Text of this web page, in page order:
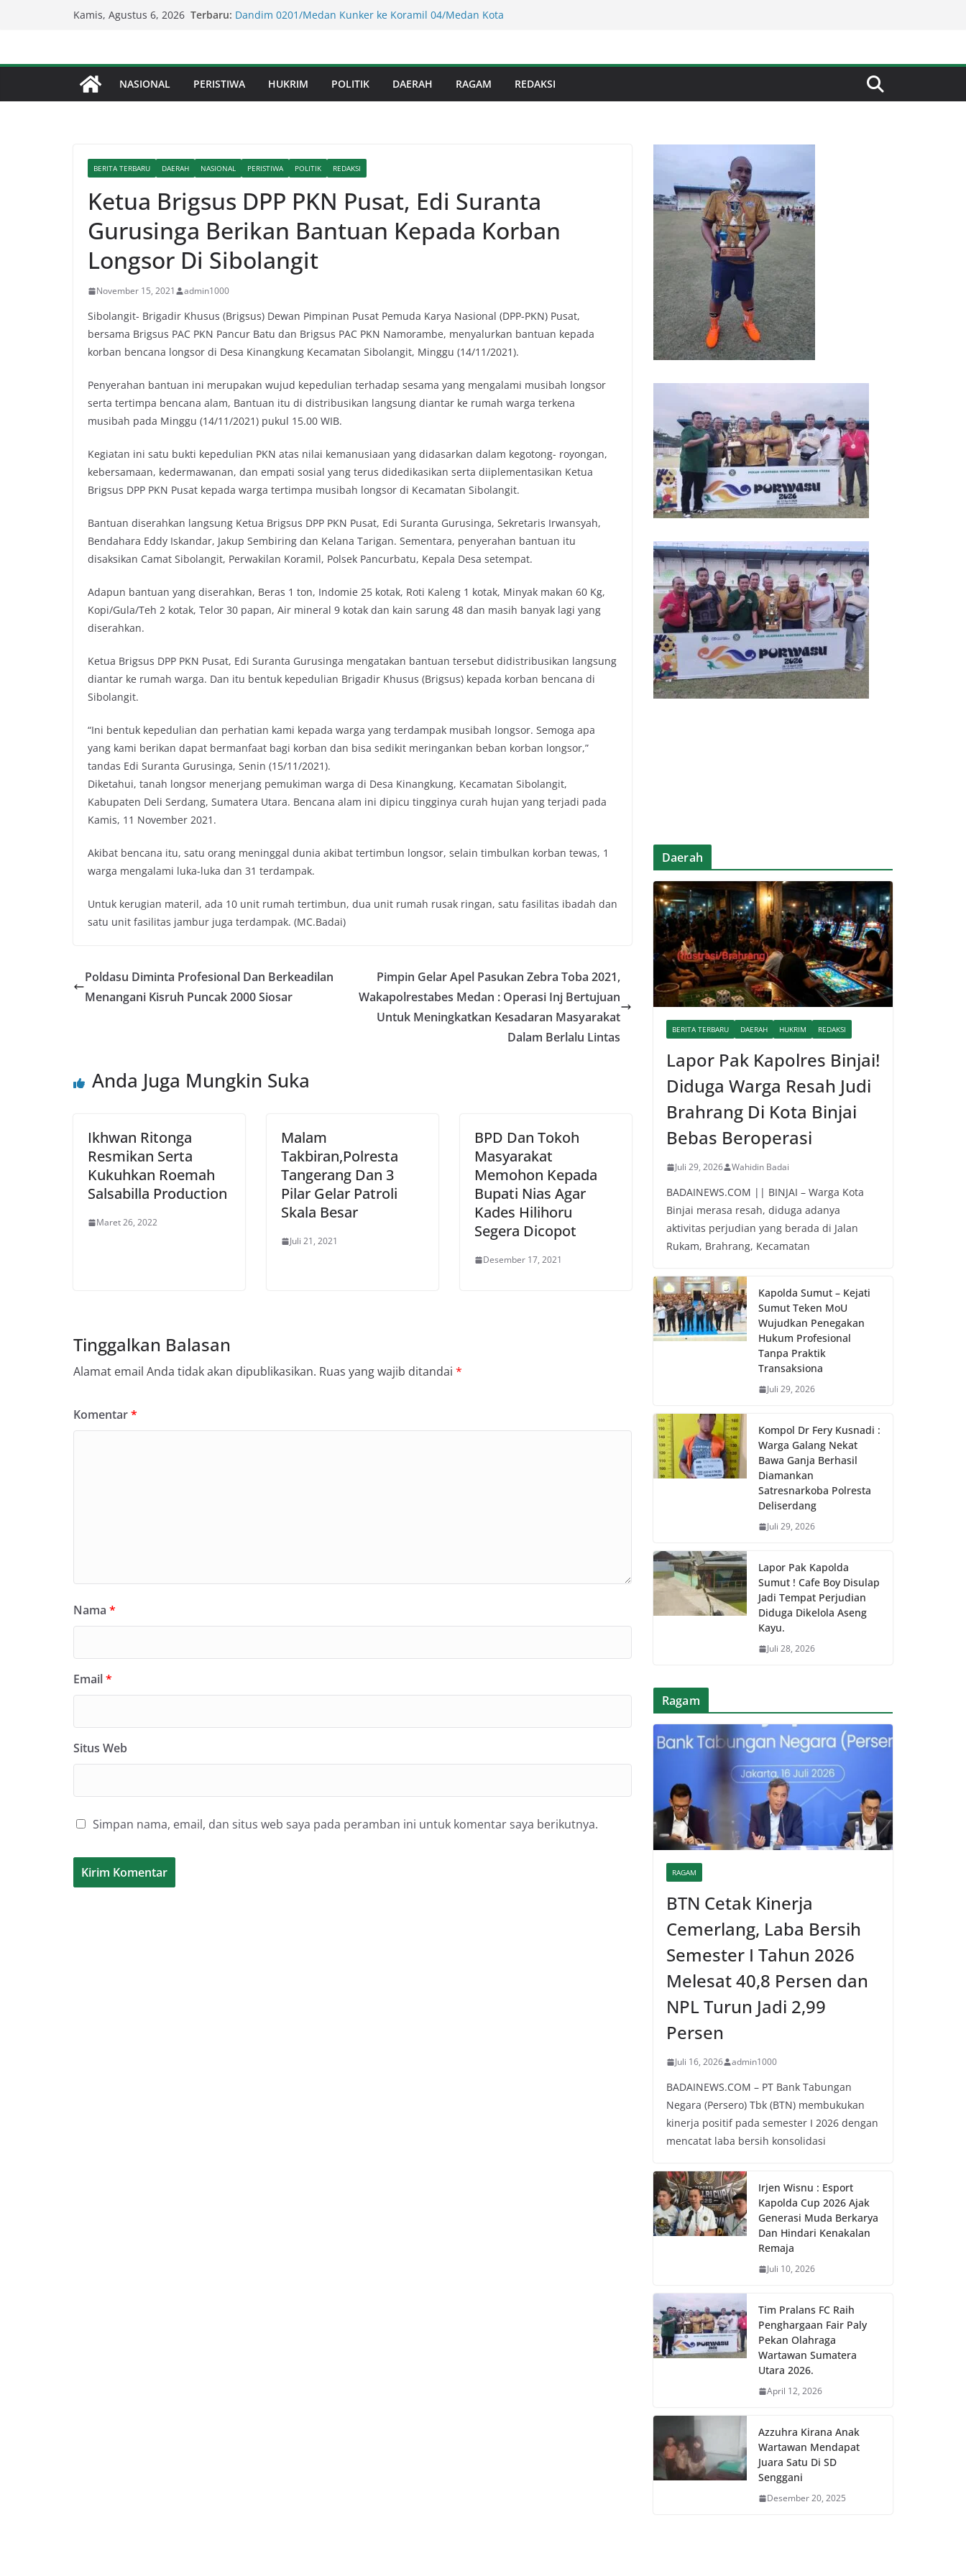
Kamis, Agustus 6, 2026 Terbaru: Lapor Pak Kapolda Sumut ! Cafe Boy Disulap Jadi Tempat
Lapor Pak Kapolres Binjai! Diduga Warga Resah Judi
Brahrang Di Kota Binjai Bebas Beroperasi
NASIONAL PERISTIWA HUKRIM POLITIK DAERAH RAGAM REDAKSI
BERITA TERBARU DAERAH NASIONAL PERISTIWA POLITIK REDAKSI
Ketua Brigsus DPP PKN Pusat, Edi Suranta
Gurusinga Berikan Bantuan Kepada Korban
Longsor Di Sibolangit
November 15, 2021 admin1000
Sibolangit- Brigadir Khusus (Brigsus) Dewan Pimpinan Pusat Pemuda Karya Nasional (DPP-PKN) Pusat,
bersama Brigsus PAC PKN Pancur Batu dan Brigsus PAC PKN Namorambe, menyalurkan bantuan kepada
korban bencana longsor di Desa Kinangkung Kecamatan Sibolangit, Minggu (14/11/2021).
Penyerahan bantuan ini merupakan wujud kepedulian terhadap sesama yang mengalami musibah longsor
serta tertimpa bencana alam, Bantuan itu di distribusikan langsung diantar ke rumah warga terkena
musibah pada Minggu (14/11/2021) pukul 15.00 WIB.
Kegiatan ini satu bukti kepedulian PKN atas nilai kemanusiaan yang didasarkan dalam kegotong- royongan,
kebersamaan, kedermawanan, dan empati sosial yang terus didedikasikan serta diiplementasikan Ketua
Brigsus DPP PKN Pusat kepada warga tertimpa musibah longsor di Kecamatan Sibolangit.
Bantuan diserahkan langsung Ketua Brigsus DPP PKN Pusat, Edi Suranta Gurusinga, Sekretaris Irwansyah,
Bendahara Eddy Iskandar, Jakup Sembiring dan Kelana Tarigan. Sementara, penyerahan bantuan itu
disaksikan Camat Sibolangit, Perwakilan Koramil, Polsek Pancurbatu, Kepala Desa setempat.
Adapun bantuan yang diserahkan, Beras 1 ton, Indomie 25 kotak, Roti Kaleng 1 kotak, Minyak makan 60 Kg,
Kopi/Gula/Teh 2 kotak, Telor 30 papan, Air mineral 9 kotak dan kain sarung 48 dan masih banyak lagi yang
diserahkan.
Ketua Brigsus DPP PKN Pusat, Edi Suranta Gurusinga mengatakan bantuan tersebut didistribusikan langsung
diantar ke rumah warga. Dan itu bentuk kepedulian Brigadir Khusus (Brigsus) kepada korban bencana di
Sibolangit.
“Ini bentuk kepedulian dan perhatian kami kepada warga yang terdampak musibah longsor. Semoga apa
yang kami berikan dapat bermanfaat bagi korban dan bisa sedikit meringankan beban korban longsor,”
tandas Edi Suranta Gurusinga, Senin (15/11/2021).
Diketahui, tanah longsor menerjang pemukiman warga di Desa Kinangkung, Kecamatan Sibolangit,
Kabupaten Deli Serdang, Sumatera Utara. Bencana alam ini dipicu tingginya curah hujan yang terjadi pada
Kamis, 11 November 2021.
Akibat bencana itu, satu orang meninggal dunia akibat tertimbun longsor, selain timbulkan korban tewas, 1
warga mengalami luka-luka dan 31 terdampak.
Untuk kerugian materil, ada 10 unit rumah tertimbun, dua unit rumah rusak ringan, satu fasilitas ibadah dan
satu unit fasilitas jambur juga terdampak. (MC.Badai)
Poldasu Diminta Profesional Dan Berkeadilan
Menangani Kisruh Puncak 2000 Siosar
Pimpin Gelar Apel Pasukan Zebra Toba 2021,
Wakapolrestabes Medan : Operasi Inj Bertujuan
Untuk Meningkatkan Kesadaran Masyarakat
Dalam Berlalu Lintas
Anda Juga Mungkin Suka
Ikhwan Ritonga
Resmikan Serta
Kukuhkan Roemah
Salsabilla Production
Maret 26, 2022
Malam
Takbiran,Polresta
Tangerang Dan 3
Pilar Gelar Patroli
Skala Besar
Juli 21, 2021
BPD Dan Tokoh
Masyarakat
Memohon Kepada
Bupati Nias Agar
Kades Hilihoru
Segera Dicopot
Desember 17, 2021
Tinggalkan Balasan
Alamat email Anda tidak akan dipublikasikan. Ruas yang wajib ditandai *
Komentar*
Nama *
Email*
Situs Web
Simpan nama, email, dan situs web saya pada peramban ini untuk komentar saya berikutnya.
Daerah
BERITA TERBARU DAERAH HUKRIM REDAKSI
Lapor Pak Kapolres Binjai!
Diduga Warga Resah Judi
Brahrang Di Kota Binjai
Bebas Beroperasi
Juli 29, 2026 Wahidin Badai
BADAINEWS.COM || BINJAI – Warga Kota
Binjai merasa resah, diduga adanya
aktivitas perjudian yang berada di Jalan
Rukam, Brahrang, Kecamatan
Kapolda Sumut – Kejati
Sumut Teken MoU
Wujudkan Penegakan
Hukum Profesional
Tanpa Praktik
Transaksiona
Juli 29, 2026
Kompol Dr Fery Kusnadi :
Warga Galang Nekat
Bawa Ganja Berhasil
Diamankan
Satresnarkoba Polresta
Deliserdang
Juli 29, 2026
Lapor Pak Kapolda
Sumut ! Cafe Boy Disulap
Jadi Tempat Perjudian
Diduga Dikelola Aseng
Kayu.
Juli 28, 2026
Ragam
RAGAM
BTN Cetak Kinerja
Cemerlang, Laba Bersih
Semester I Tahun 2026
Melesat 40,8 Persen dan
NPL Turun Jadi 2,99
Persen
Juli 16, 2026 admin1000
BADAINEWS.COM – PT Bank Tabungan
Negara (Persero) Tbk (BTN) membukukan
kinerja positif pada semester I 2026 dengan
mencatat laba bersih konsolidasi
Irjen Wisnu : Esport
Kapolda Cup 2026 Ajak
Generasi Muda Berkarya
Dan Hindari Kenakalan
Remaja
Juli 10, 2026
Tim Pralans FC Raih
Penghargaan Fair Paly
Pekan Olahraga
Wartawan Sumatera
Utara 2026.
April 12, 2026
Azzuhra Kirana Anak
Wartawan Mendapat
Juara Satu Di SD
Senggani
Desember 20, 2025